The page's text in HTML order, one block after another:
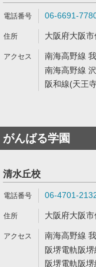
06-6691-
大阪府大阪
南海高野線
南海高野線
阪和線(天王
がんばる学園
清水丘校
06-4701-
大阪府大阪
南海高野線
阪堺電軌阪
阪堺電軌阪